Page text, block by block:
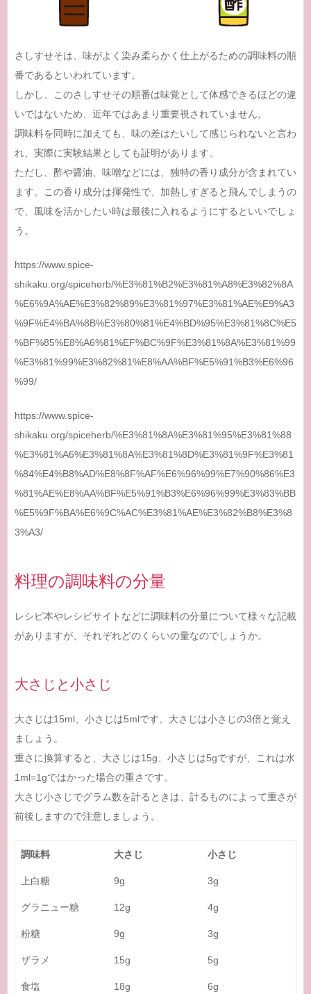
さしすせそは、味がよく染み柔らかく仕上がるための調味料の順
番であるといわれています。
しかし、このさしすせその順番は味覚として体感できるほどの違
いではないため、近年ではあまり重要視されていません。
調味料を同時に加えても、味の差はたいして感じられないと言わ
れ、実際に実験結果としても証明があります。
ただし、酢や醤油、味噌などには、独特の香り成分が含まれてい
ます。この香り成分は揮発性で、加熱しすぎると飛んでしまうの
で、風味を活かしたい時は最後に入れるようにするといいでしょ
う。
https://www.spice-
shikaku.org/spiceherb/%E3%81%B2%E3%81%A8%E3%82%8A
%E6%9A%AE%E3%82%89%E3%81%97%E3%81%AE%E9%A3
%9F%E4%BA%8B%E3%80%81%E4%BD%95%E3%81%8C%E5
%BF%85%E8%A6%81%EF%BC%9F%E3%81%8A%E3%81%99
%E3%81%99%E3%82%81%E8%AA%BF%E5%91%B3%E6%96
%99/
https://www.spice-
shikaku.org/spiceherb/%E3%81%8A%E3%81%95%E3%81%88
%E3%81%A6%E3%81%8A%E3%81%8D%E3%81%9F%E3%81
%84%E4%B8%AD%E8%8F%AF%E6%96%99%E7%90%86%E3
%81%AE%E8%AA%BF%E5%91%B3%E6%96%99%E3%83%BB
%E5%9F%BA%E6%9C%AC%E3%81%AE%E3%82%B8%E3%8
3%A3/
料理の調味料の分量
レシピ本やレシピサイトなどに調味料の分量について様々な記載
がありますが、それぞれどのくらいの量なのでしょうか。
大さじと小さじ
大さじは15ml、小さじは5mlです。大さじは小さじの3倍と覚え
ましょう。
重さに換算すると、大さじは15g、小さじは5gですが、これは水
1ml=1gではかった場合の重さです。
大さじ小さじでグラム数を計るときは、計るものによって重さが
前後しますので注意しましょう。
調味料 大さじ 小さじ
上白糖 9g 3g
グラニュー糖 12g 4g
粉糖 9g 3g
ザラメ 15g 5g
食塩 18g 6g